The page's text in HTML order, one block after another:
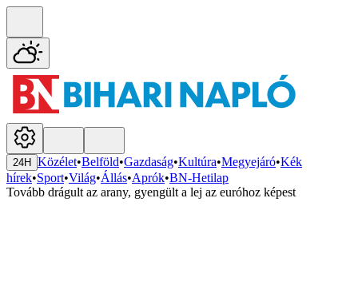
24H Közélet•Belföld•Gazdaság•Kultúra•Megyejáró•Kék
hírek•Sport•Világ•Állás•Aprók•BN-Hetilap
Tovább drágult az arany, gyengült a lej az euróhoz képest